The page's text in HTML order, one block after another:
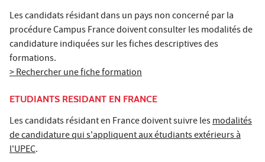
Les candidats résidant dans un pays non concerné par la
procédure Campus France doivent consulter les modalités de
candidature indiquées sur les fiches descriptives des
formations.
> Rechercher une fiche formation
ETUDIANTS RESIDANT EN FRANCE
Les candidats résidant en France doivent suivre lesmodalités
de candidature qui s'appliquent aux étudiants extérieurs à
l'UPEC.